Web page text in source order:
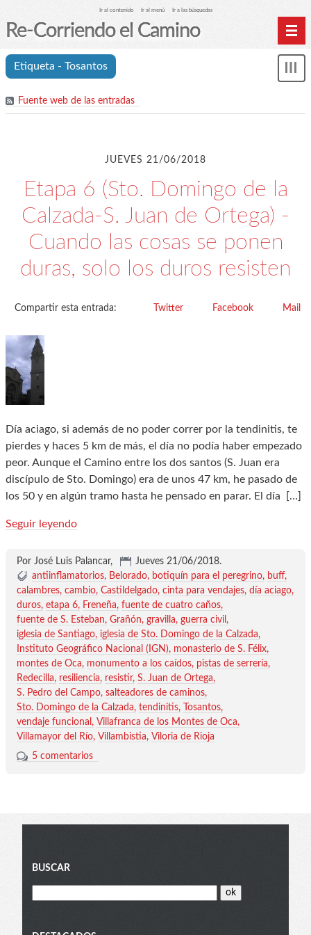
Ir al contenido Ir al menú Ir a las búsquedas
Re-Corriendo el Camino
Índice analítico (etiquetas)
Etiqueta - Tosantos
Fuente web de las entradas
JUEVES 21/06/2018
Etapa 6 (Sto. Domingo de la
Calzada-S. Juan de Ortega) -
Cuando las cosas se ponen
duras, solo los duros resisten
Compartir esta entrada: Twitter Facebook Mail
Día aciago, si además de no poder correr por la tendinitis, te
pierdes y haces 5 km de más, el día no podía haber empezado
peor. Aunque el Camino entre los dos santos (S. Juan era
discípulo de Sto. Domingo) era de unos 47 km, he pasado de
los 50 y en algún tramo hasta he pensado en parar. El día
[…]
Seguir leyendo
Por José Luis Palancar, Jueves 21/06/2018.
antiinflamatorios
Belorado botiquín para el peregrino
buff
calambres cambio Castildelgado cinta para vendajes día aciago
duros etapa 6 Freneña fuente de cuatro caños
fuente de S. Esteban Grañón gravilla guerra civil
iglesia de Santiago iglesia de Sto. Domingo de la Calzada
Instituto Geográfico Nacional (IGN)
monasterio de S. Félix
montes de Oca
monumento a los caídos pistas de serrería
Redecilla
resiliencia resistir S. Juan de Ortega
S. Pedro del Campo salteadores de caminos
Sto. Domingo de la Calzada tendinitis
Tosantos
vendaje funcional
Villafranca de los Montes de Oca
Villamayor del Río Villambistia
Viloria de Rioja
5 comentarios
Blog
menu
BUSCAR